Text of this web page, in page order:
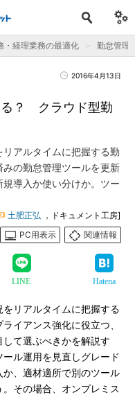
・経理業務の最適化 勤怠管理
2016年4月13日
る？ クラウド型勤
アルタイムに把握する勤
の勤怠管理ツールを更新
導入か使い分けか。ツー
土肥正弘 ，ドキュメント工房]
PC用表示
関連情報
LINE Hatena
リアルタイムに把握する
イアンス強化に役立つ、
て選ぶべきかを解説す
ル運用を見直しグレード
、適材適所で別のツール
その場合、オンプレミス